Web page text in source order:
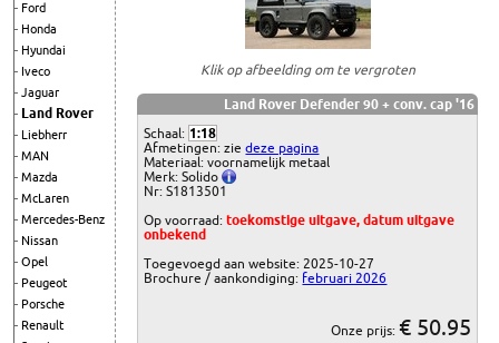
Ford
Honda
Hyundai
Iveco
Jaguar
Land Rover
Liebherr
MAN
Mazda
McLaren
Mercedes-Benz
Nissan
Opel
Peugeot
Porsche
Renault
Klik op afbeelding om te vergroten
Land Rover Defender 90 + conv. cap '16
Schaal: 1:18
Afmetingen: ziedeze pagina
Materiaal: voornamelijk metaal
Merk: Solido
Nr: S1813501
Op voorraad:toekomstige uitgave, datum uitgave
onbekend
Toegevoegd aan website: 2025-10-27
Brochure / aankondiging: februari 2026
Onze prijs: € 50.95